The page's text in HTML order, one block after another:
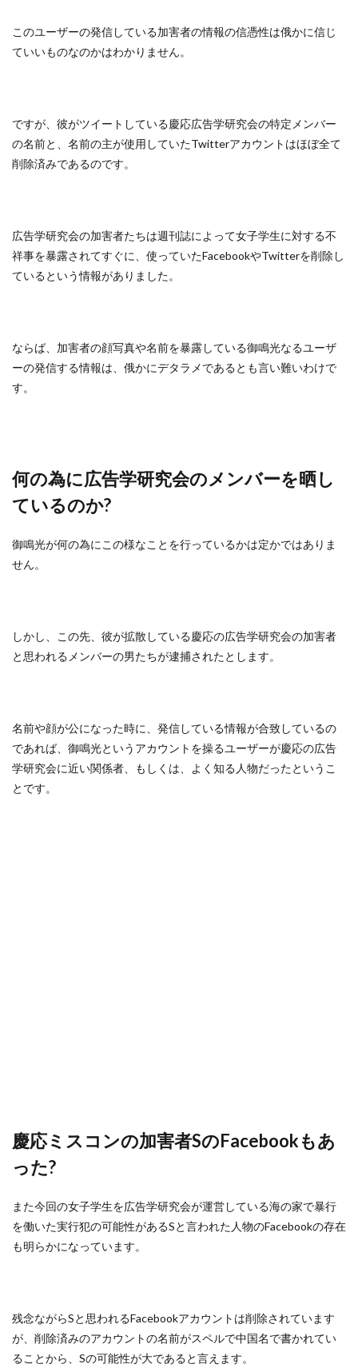
このユーザーの発信している加害者の情報の信憑性は俄かに信じ
ていいものなのかはわかりません。
ですが、彼がツイートしている慶応広告学研究会の特定メンバー
の名前と、名前の主が使用していたTwitterアカウントはほぼ全て
削除済みであるのです。
広告学研究会の加害者たちは週刊誌によって女子学生に対する不
祥事を暴露されてすぐに、使っていたFacebookやTwitterを削除し
ているという情報がありました。
ならば、加害者の顔写真や名前を暴露している御鳴光なるユーザ
ーの発信する情報は、俄かにデタラメであるとも言い難いわけで
す。
何の為に広告学研究会のメンバーを晒し
ているのか?
御鳴光が何の為にこの様なことを行っているかは定かではありま
せん。
しかし、この先、彼が拡散している慶応の広告学研究会の加害者
と思われるメンバーの男たちが逮捕されたとします。
名前や顔が公になった時に、発信している情報が合致しているの
であれば、御鳴光というアカウントを操るユーザーが慶応の広告
学研究会に近い関係者、もしくは、よく知る人物だったというこ
とです。
慶応ミスコンの加害者SのFacebookもあ
った?
また今回の女子学生を広告学研究会が運営している海の家で暴行
を働いた実行犯の可能性があるSと言われた人物のFacebookの存在
も明らかになっています。
残念ながらSと思われるFacebookアカウントは削除されています
が、削除済みのアカウントの名前がスペルで中国名で書かれてい
ることから、Sの可能性が大であると言えます。